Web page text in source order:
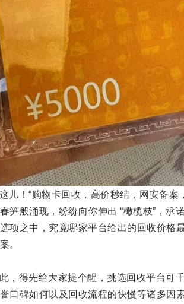
儿！“购物卡回收，高价秒结，网安备
笋般涌现，纷纷向你伸出 “橄榄枝”，
项之中，究竟哪家平台给出的回收价格
。
，得先给大家提个醒，挑选回收平台可
口碑如何以及回收流程的快慢等诸多因